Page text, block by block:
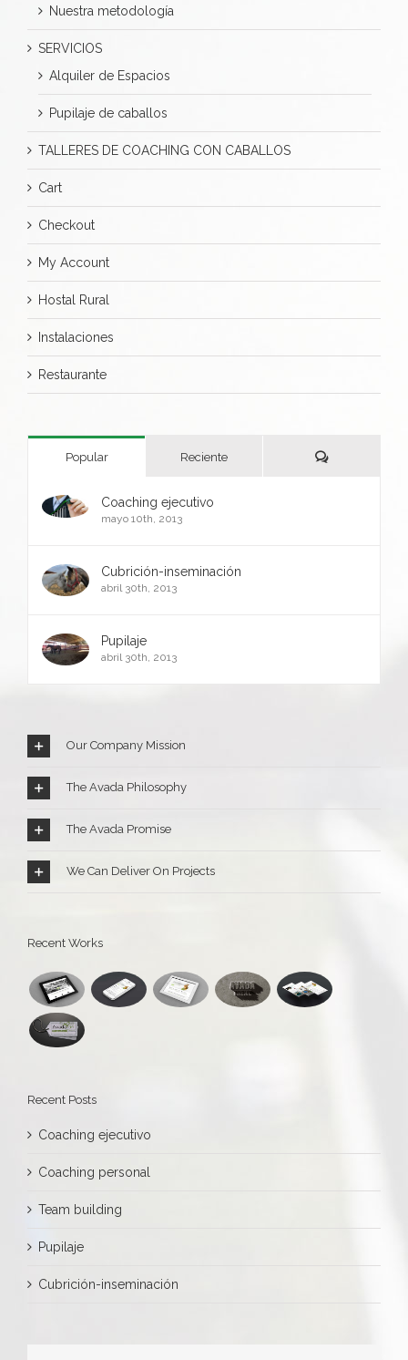
Nuestra metodología
SERVICIOS
Alquiler de Espacios
Pupilaje de caballos
TALLERES DE COACHING CON CABALLOS
Cart
Checkout
My Account
Hostal Rural
Instalaciones
Restaurante
Popular Reciente Comentarios
Coaching ejecutivo
mayo 10th, 2013
Cubrición-inseminación
abril 30th, 2013
Pupilaje
abril 30th, 2013
Our Company Mission
The Avada Philosophy
The Avada Promise
We Can Deliver On Projects
Recent Works
Recent Posts
Coaching ejecutivo
Coaching personal
Team building
Pupilaje
Cubrición-inseminación